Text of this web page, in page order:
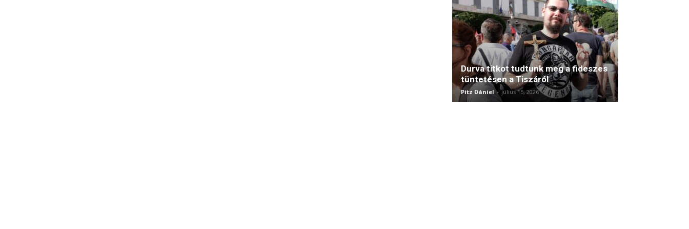
Durva titkot tudtunk meg a fideszes
tüntetésen a Tiszáról
Pitz Dániel - július 15, 2026